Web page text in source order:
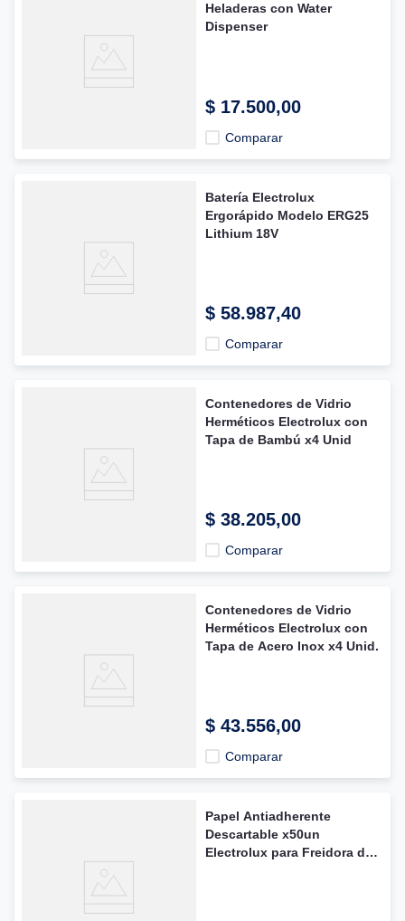
Heladeras con Water
Dispenser
$ 17.500,00
Comparar
Batería Electrolux
Ergorápido Modelo ERG25
Lithium 18V
$ 58.987,40
Comparar
Contenedores de Vidrio
Herméticos Electrolux con
Tapa de Bambú x4 Unid
$ 38.205,00
Comparar
Contenedores de Vidrio
Herméticos Electrolux con
Tapa de Acero Inox x4 Unid.
$ 43.556,00
Comparar
Papel Antiadherente
Descartable x50un
Electrolux para Freidora de